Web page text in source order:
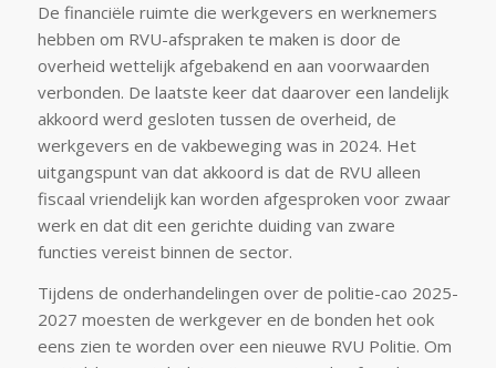
De financiële ruimte die werkgevers en werknemers
hebben om RVU-afspraken te maken is door de
overheid wettelijk afgebakend en aan voorwaarden
verbonden. De laatste keer dat daarover een landelijk
akkoord werd gesloten tussen de overheid, de
werkgevers en de vakbeweging was in 2024. Het
uitgangspunt van dat akkoord is dat de RVU alleen
fiscaal vriendelijk kan worden afgesproken voor zwaar
werk en dat dit een gerichte duiding van zware
functies vereist binnen de sector.
Tijdens de onderhandelingen over de politie-cao 2025-
2027 moesten de werkgever en de bonden het ook
eens zien te worden over een nieuwe RVU Politie. Om